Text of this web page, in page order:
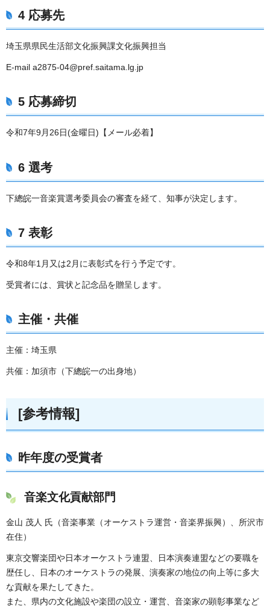
4 応募先
埼玉県県民生活部文化振興課文化振興担当
E-mail a2875-04@pref.saitama.lg.jp
5 応募締切
令和7年9月26日(金曜日)【メール必着】
6 選考
下總皖一音楽賞選考委員会の審査を経て、知事が決定します。
7 表彰
令和8年1月又は2月に表彰式を行う予定です。
受賞者には、賞状と記念品を贈呈します。
主催・共催
主催：埼玉県
共催：加須市（下總皖一の出身地）
[参考情報]
昨年度の受賞者
音楽文化貢献部門
金山 茂人 氏（音楽事業（オーケストラ運営・音楽界振興）、所沢市
在住）
東京交響楽団や日本オーケストラ連盟、日本演奏連盟などの要職を
歴任し、日本のオーケストラの発展、演奏家の地位の向上等に多大
な貢献を果たしてきた。
また、県内の文化施設や楽団の設立・運営、音楽家の顕彰事業など